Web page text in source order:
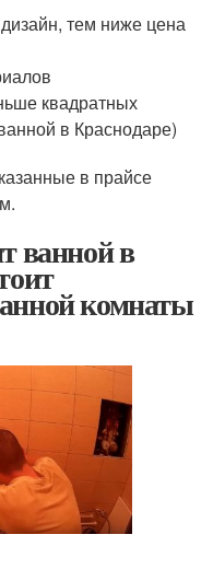
тем ниже цена
квадратных
в Краснодаре)
в прайсе
ванной в
комнаты